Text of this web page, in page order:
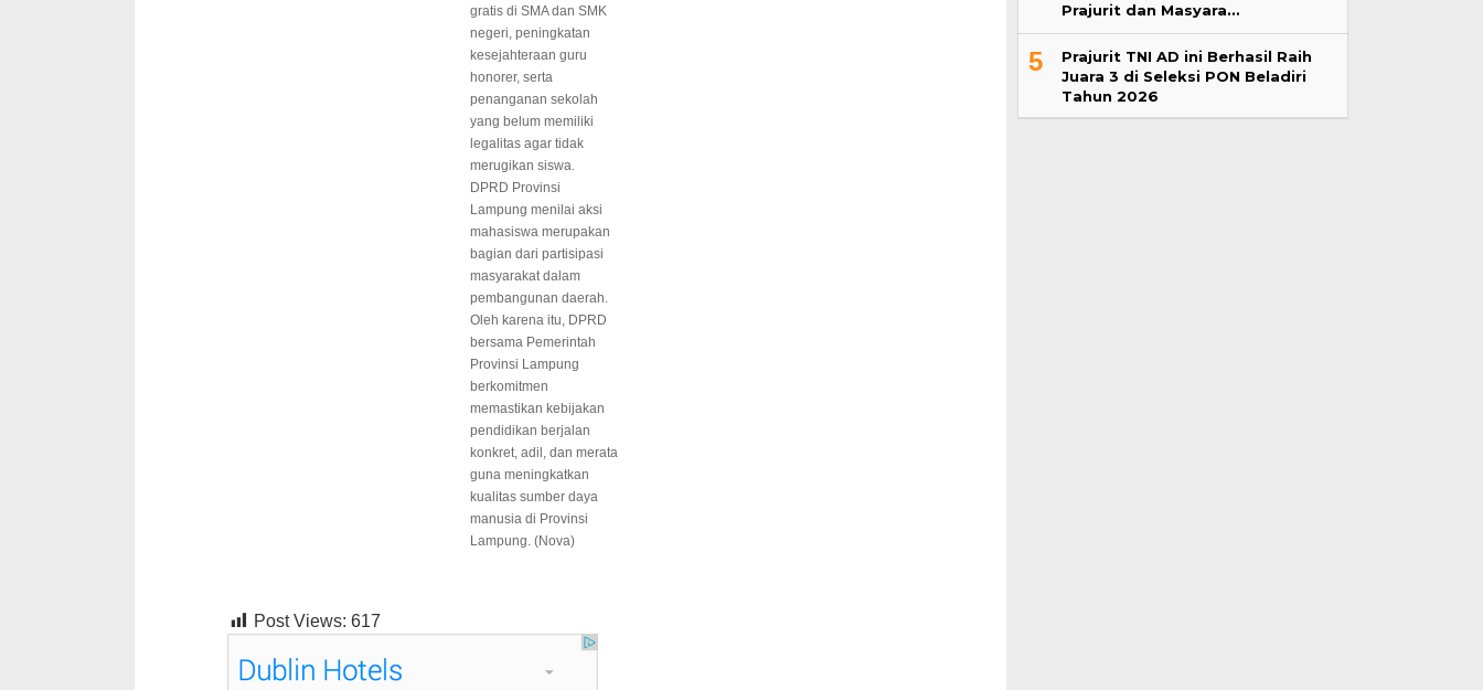
gratis di SMA dan SMK
negeri, peningkatan
kesejahteraan guru
honorer, serta
penanganan sekolah
yang belum memiliki
legalitas agar tidak
merugikan siswa.
DPRD Provinsi
Lampung menilai aksi
mahasiswa merupakan
bagian dari partisipasi
masyarakat dalam
pembangunan daerah.
Oleh karena itu, DPRD
bersama Pemerintah
Provinsi Lampung
berkomitmen
memastikan kebijakan
pendidikan berjalan
konkret, adil, dan merata
guna meningkatkan
kualitas sumber daya
manusia di Provinsi
Lampung. (Nova)
Post Views: 617
Prajurit dan Masyara…
5
Prajurit TNI AD ini Berhasil Raih
Juara 3 di Seleksi PON Beladiri
Tahun 2026